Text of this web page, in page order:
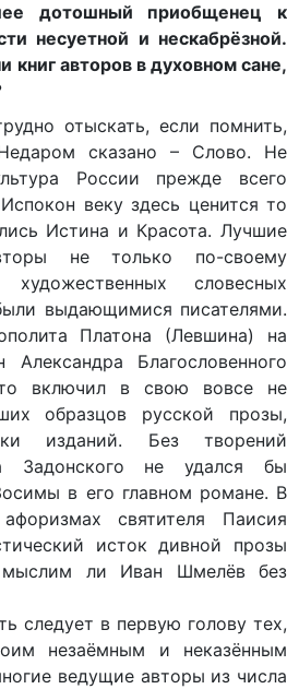
дотошный приобщенец к
несуетной и нескабрёзной.
книг авторов в духовном сане,
отыскать, если помнить,
сказано – Слово. Не
России прежде всего
веку здесь ценится то
Истина и Красота. Лучшие
не только по-своему
словесных
выдающимися писателями.
Платона (Левшина) на
Благословенного
включил в свою вовсе не
образцов русской прозы,
изданий. Без творений
Задонского не удался бы
в его главном романе. В
святителя Паисия
исток дивной прозы
мыслим ли Иван Шмелёв без
следует в первую голову тех,
незаёмным и неказённым
ведущие авторы из числа